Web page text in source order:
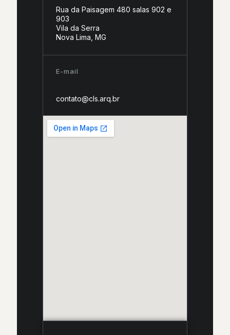
Rua da Paisagem 480 salas 902 e
903
Vila da Serra
Nova Lima, MG
E-mail
contato@cls.arq.br